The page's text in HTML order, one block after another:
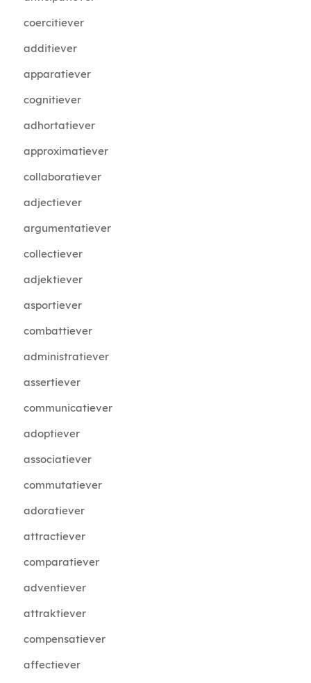
coercitiever
additiever
apparatiever
cognitiever
adhortatiever
approximatiever
collaboratiever
adjectiever
argumentatiever
collectiever
adjektiever
asportiever
combattiever
administratiever
assertiever
communicatiever
adoptiever
associatiever
commutatiever
adoratiever
attractiever
comparatiever
adventiever
attraktiever
compensatiever
affectiever